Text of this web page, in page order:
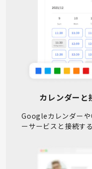
カレンダーと
Googleカレンダー
ーサービスと接続す